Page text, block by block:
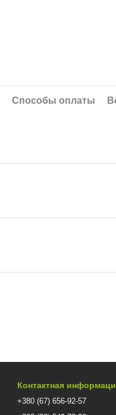
Способы оплаты
Контактная
+380 (67) 656-92-57